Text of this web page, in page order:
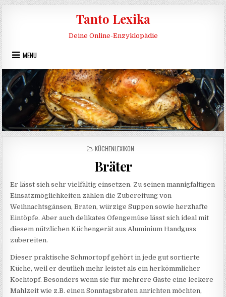
Skip to content
Tanto Lexika
Deine Online-Enzyklopädie
MENU
POSTED IN
KÜCHENLEXIKON
Bräter
Er lässt sich sehr vielfältig einsetzen. Zu seinen mannigfaltigen
Einsatzmöglichkeiten zählen die Zubereitung von
Weihnachtsgänsen, Braten, würzige Suppen sowie herzhafte
Eintöpfe. Aber auch delikates Ofengemüse lässt sich ideal mit
diesem nützlichen Küchengerät aus Aluminium Handguss
zubereiten.
Dieser praktische Schmortopf gehört in jede gut sortierte
Küche, weil er deutlich mehr leistet als ein herkömmlicher
Kochtopf. Besonders wenn sie für mehrere Gäste eine leckere
Mahlzeit wie z.B. einen Sonntagsbraten anrichten möchten,